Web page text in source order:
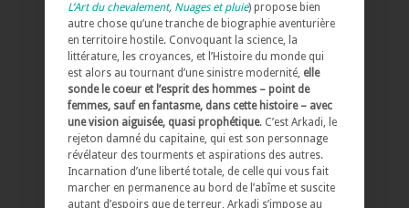
L’Art du chevalement, Nuages et pluie) propose bien
autre chose qu’une tranche de biographie aventurière
en territoire hostile. Convoquant la science, la
littérature, les croyances, et l’Histoire du monde qui
est alors au tournant d’une sinistre modernité, elle
sonde le coeur et l’esprit des hommes – point de
femmes, sauf en fantasme, dans cette histoire – avec
une vision aiguisée, quasi prophétique. C’est Arkadi, le
rejeton damné du capitaine, qui est son personnage
révélateur des tourments et aspirations des autres.
Incarnation d’une liberté totale, de celle qui vous fait
marcher en permanence au bord de l’abîme et suscite
autant d’espoirs que de terreur, Arkadi s’impose au